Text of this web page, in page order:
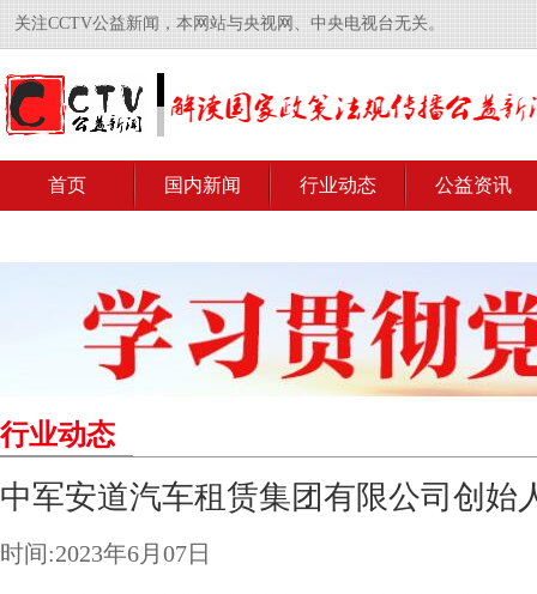
关注CCTV公益新闻，本网站与央视网、中央电视台无关。
首页 国内新闻 行业动态 公益资讯
行业动态
中军安道汽车租赁集团有限公司创始
时间:2023年6月07日